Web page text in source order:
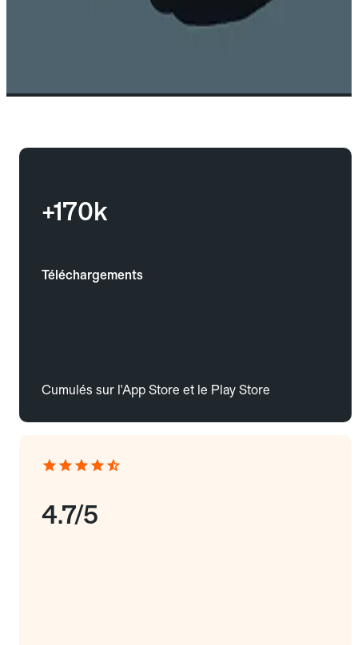
+170k
Téléchargements
Cumulés sur l'App Store et le Play Store
4.7/5